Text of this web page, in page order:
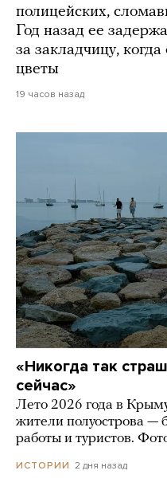
полицейских,
Год назад ее
за закладчицу,
цветы
19 часов назад
«Никогда так
сейчас»
Лето 2026 года в
жители полуострова —
работы и туристов.
ИСТОРИИ 2 дня назад